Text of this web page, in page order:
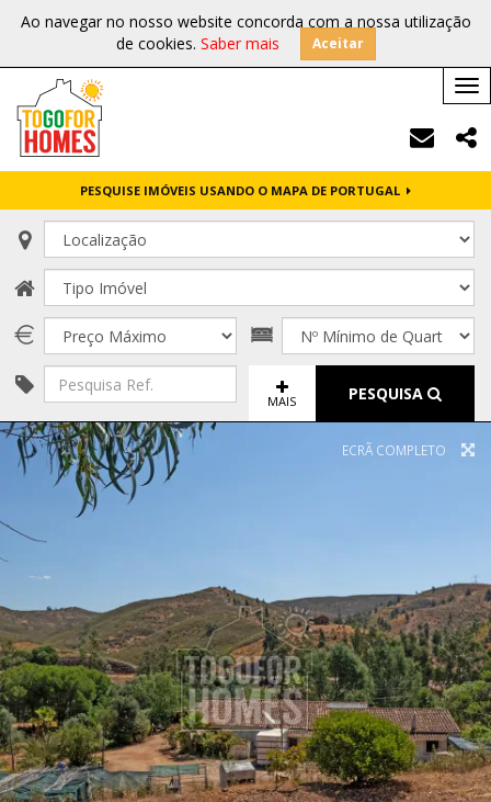
Ao navegar no nosso website concorda com a nossa utilização
de cookies. Saber mais Aceitar
PESQUISE IMÓVEIS USANDO O MAPA DE PORTUGAL
MAIS PESQUISA
ECRÃ COMPLETO